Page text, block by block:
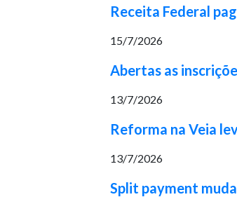
Receita Federal
15/7/2026
Abertas as
13/7/2026
Reforma na Veia
13/7/2026
Split payment